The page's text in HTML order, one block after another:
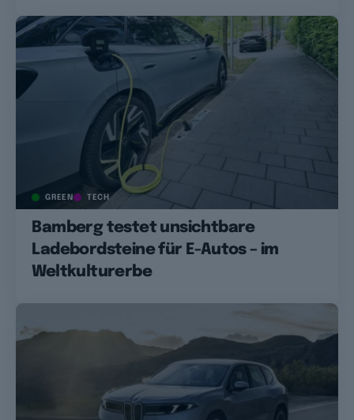
GREEN TECH
Bamberg testet unsichtbare
Ladebordsteine für E-Autos – im
Weltkulturerbe